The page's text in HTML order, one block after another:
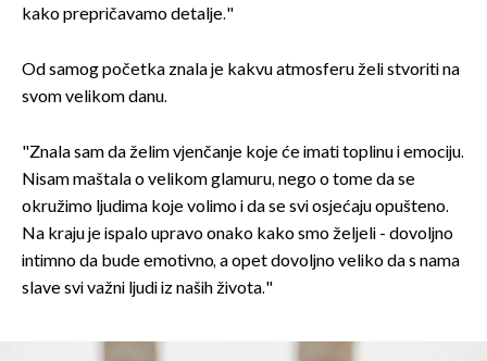
kako prepričavamo detalje."
Od samog početka znala je kakvu atmosferu želi stvoriti na
svom velikom danu.
"Znala sam da želim vjenčanje koje će imati toplinu i emociju.
Nisam maštala o velikom glamuru, nego o tome da se
okružimo ljudima koje volimo i da se svi osjećaju opušteno.
Na kraju je ispalo upravo onako kako smo željeli - dovoljno
intimno da bude emotivno, a opet dovoljno veliko da s nama
slave svi važni ljudi iz naših života."